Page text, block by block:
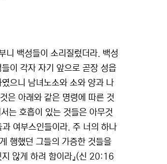
니 백성들이 소리질렀더라. 백성
이 각자 자기 앞으로 곧장 성읍
으니 남녀노소와 소와 양과 나
은 아래와 같은 명령에 따른 것
는 호흡이 있는 것들은 아무것
여부스인들이라. 주 너의 하나
행했던 그들의 가증한 것들을
않게 하려 함이라』(신 20:16